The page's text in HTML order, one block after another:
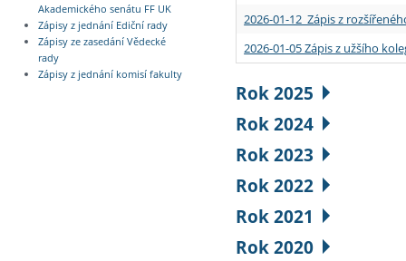
Akademického senátu FF UK
Zápisy z jednání Ediční rady
Zápisy ze zasedání Vědecké
rady
Zápisy z jednání komisí fakulty
2026-01-12 Zápis z
2026-01-05 Zápis z užšího
Rok 2025
Rok 2024
Rok 2023
Rok 2022
Rok 2021
Rok 2020